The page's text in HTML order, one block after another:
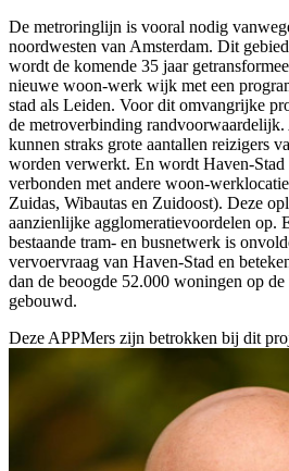
De metroringlijn is vooral nodig
noordwesten van Amsterdam. Dit
wordt de komende 35 jaar
nieuwe woon-werk wijk met een
stad als Leiden. Voor dit omvangrijke
de metroverbinding randvoorwaardelijk.
kunnen straks grote aantallen reizigers
worden verwerkt. En wordt Haven-Stad
verbonden met andere woon-
Zuidas, Wibautas en Zuidoost). Deze
aanzienlijke agglomeratievoordelen op.
bestaande tram- en busnetwerk is
vervoervraag van Haven-Stad en
dan de beoogde 52.000 woningen op
gebouwd.
Deze APPMers zijn betrokken bij dit